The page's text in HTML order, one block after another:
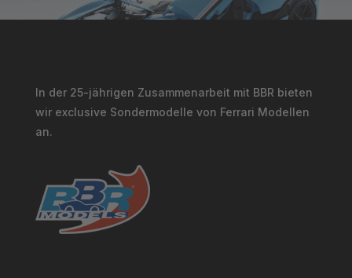
In der 25-jährigen Zusammenarbeit mit BBR bieten
wir exclusive Sondermodelle von Ferrari Modellen
an.